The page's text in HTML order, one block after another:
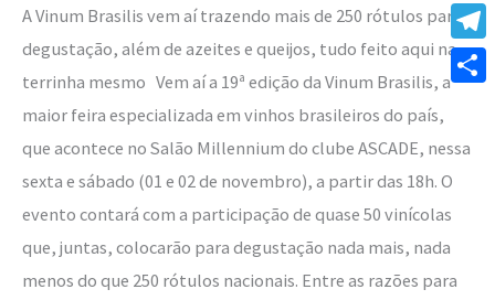
A Vinum Brasilis vem aí trazendo mais de 250 rótulos para
degustação, além de azeites e queijos, tudo feito aqui na
terrinha mesmo Vem aí a 19ª edição da Vinum Brasilis, a
maior feira especializada em vinhos brasileiros do país,
que acontece no Salão Millennium do clube ASCADE, nessa
sexta e sábado (01 e 02 de novembro), a partir das 18h. O
evento contará com a participação de quase 50 vinícolas
que, juntas, colocarão para degustação nada mais, nada
menos do que 250 rótulos nacionais. Entre as razões para
brasileiros